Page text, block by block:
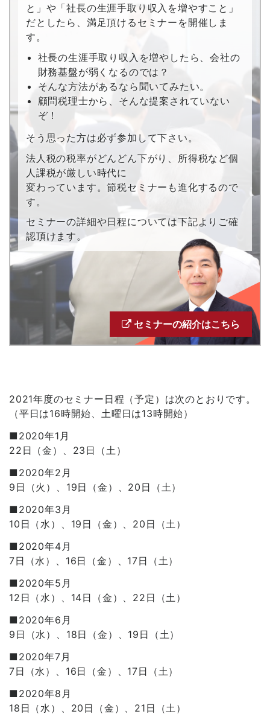
と」や「社長の生涯手取り収入を増やすこと」
だとしたら、満足頂けるセミナーを開催しま
す。
社長の生涯手取り収入を増やしたら、会社の
財務基盤が弱くなるのでは？
そんな方法があるなら聞いてみたい。
顧問税理士から、そんな提案されていない
ぞ！
そう思った方は必ず参加して下さい。
法人税の税率がどんどん下がり、所得税など個
人課税が厳しい時代に
変わっています。節税セミナーも進化するので
す。
セミナーの詳細や日程については下記よりご確
認頂けます。
セミナーの紹介はこちら
2021年度のセミナー日程（予定）は次のとおりです。
（平日は16時開始、土曜日は13時開始）
■2020年1月
22日（金）、23日（土）
■2020年2月
9日（火）、19日（金）、20日（土）
■2020年3月
10日（水）、19日（金）、20日（土）
■2020年4月
7日（水）、16日（金）、17日（土）
■2020年5月
12日（水）、14日（金）、22日（土）
■2020年6月
9日（水）、18日（金）、19日（土）
■2020年7月
7日（水）、16日（金）、17日（土）
■2020年8月
18日（水）、20日（金）、21日（土）